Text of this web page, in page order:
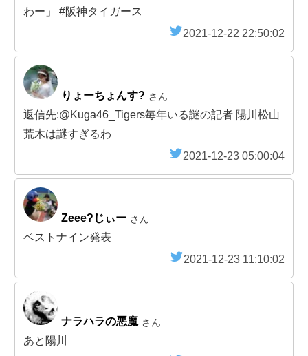
わー」 #阪神タイガース
2021-12-22 22:50:02
りょーちょんす? さん
返信先:@Kuga46_Tigers毎年いる謎の記者 陽川松山
荒木は謎すぎるわ
2021-12-23 05:00:04
Zeee?じぃー さん
ベストナイン発表
2021-12-23 11:10:02
ナラハラの悪魔 さん
あと陽川